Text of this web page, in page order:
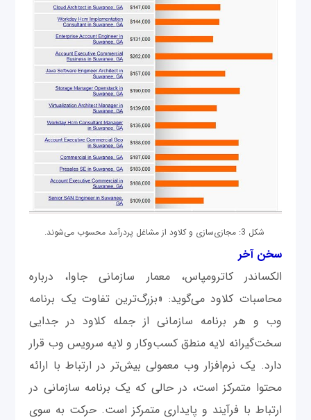
شکل 3: مجازی‌سازی و کلاود از مشاغل پردرآمد محسوب می‌شوند.
سخن آخر
الکساندر کاترومپاس، معمار سازمانی جاوا، درباره
محاسبات کلاود می‌گوید: «بزرگ‌ترین تفاوت یک برنامه
وب و هر برنامه سازمانی از جمله کلاود در جدایی
سخت‌گیرانه لایه منطق کسب‌وکار و لایه سرویس وب قرار
دارد. یک نرم‌افزار وب معمولی بیش‌تر در ارتباط با ارائه
محتوا متمرکز است، در حالی ‌که یک برنامه سازمانی در
ارتباط با فرآیند و پایداری متمرکز است. حرکت به سوی